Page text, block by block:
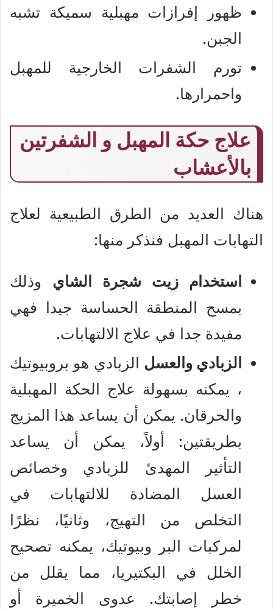
ظهور إفرازات مهبلية سميكة تشبه
الجبن.
تورم الشفرات الخارجية للمهبل
واحمرارها.
علاج حكة المهبل و الشفرتين
بالأعشاب
هناك العديد من الطرق الطبيعية لعلاج
التهابات المهبل فنذكر منها:
استخدام زيت شجرة الشاي وذلك
بمسح المنطقة الحساسة جيدا فهي
مفيدة جدا في علاج الالتهابات.
الزبادي والعسل الزبادي هو بروبيوتيك
، يمكنه بسهولة علاج الحكة المهبلية
والحرقان. يمكن أن يساعد هذا المزيج
بطريقتين: أولاً، يمكن أن يساعد
التأثير المهدئ للزبادي وخصائص
العسل المضادة للالتهابات في
التخلص من التهيج، وثانيًا، نظرًا
لمركبات البر وبيوتيك، يمكنه تصحيح
الخلل في البكتيريا، مما يقلل من
خطر إصابتك. عدوى الخميرة أو